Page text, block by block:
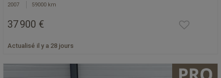
2007 59000 km
37 900 €
Actualisé il y a 28 jours